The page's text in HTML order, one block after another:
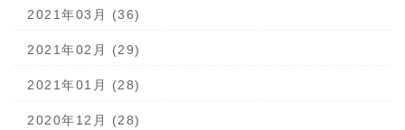
2021年03月 (36)
2021年02月 (29)
2021年01月 (28)
2020年12月 (28)